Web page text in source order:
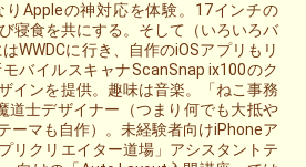
りAppleの神対応を体験。17インチの
寝食を共にする。そして（いろいろバ
WWDCに行き、自作のiOSアプリもリ
バイルスキャナScanSnap ix100のク
インを提供。趣味は音楽。「ねこ事務
道士デザイナー（つまり何でも大抵や
ーマも自作）。未経験者向けiPhoneア
リクリエイター道場」アシスタントテ